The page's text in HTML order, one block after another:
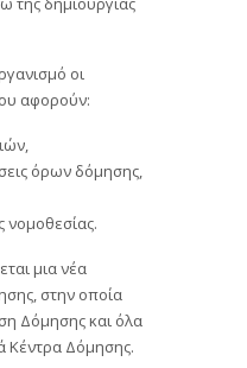
οι
αφορούν:
όρων δόμησης,
νομοθεσίας.
μια νέα
στην οποία
Δόμησης και όλα
Κέντρα Δόμησης.